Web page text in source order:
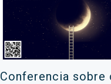
Conferencia sobre